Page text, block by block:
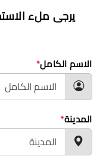
يرجى ملء
الاسم الكامل*
المدينة*